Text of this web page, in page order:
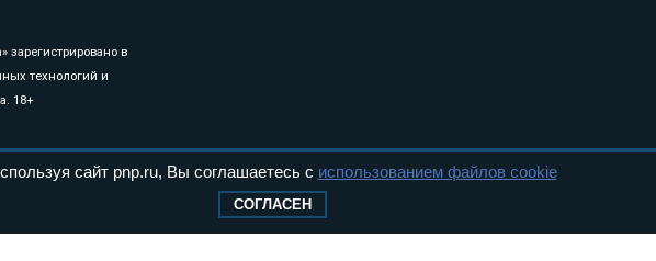
зарегистрировано в
технологий и
18+
М.Р.
сайт pnp.ru, Вы соглашаетесь с использованием файлов cookie
СОГЛАСЕН